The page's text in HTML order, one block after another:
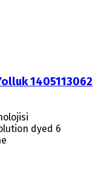
1405113062
dyed 6